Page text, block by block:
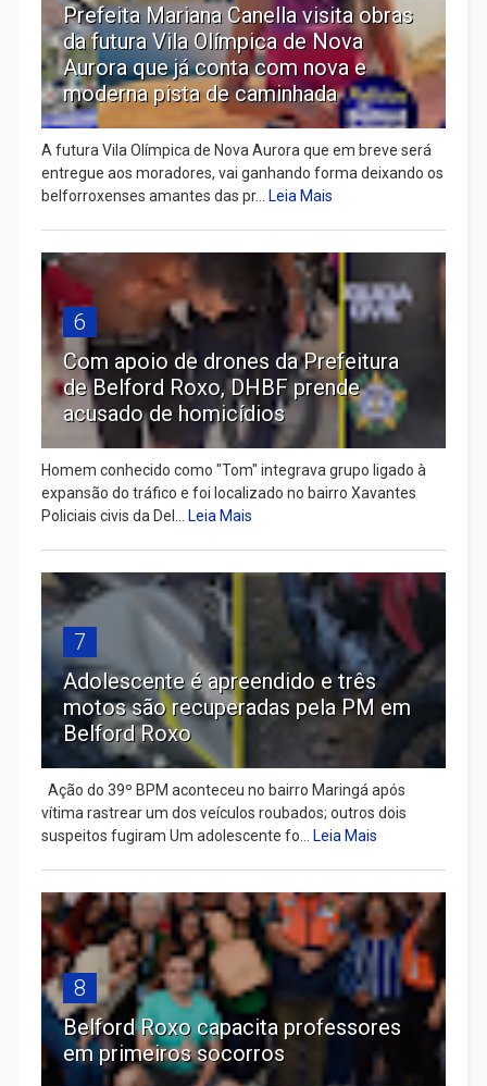
Prefeita Mariana Canella visita obras
da futura Vila Olímpica de Nova
Aurora que já conta com nova e
moderna pista de caminhada
A futura Vila Olímpica de Nova Aurora que em breve será
entregue aos moradores, vai ganhando forma deixando os
belforroxenses amantes das pr...
Leia Mais
6
Com apoio de drones da Prefeitura
de Belford Roxo, DHBF prende
acusado de homicídios
Homem conhecido como "Tom" integrava grupo ligado à
expansão do tráfico e foi localizado no bairro Xavantes
Policiais civis da Del...
Leia Mais
7
Adolescente é apreendido e três
motos são recuperadas pela PM em
Belford Roxo
Ação do 39º BPM aconteceu no bairro Maringá após
vítima rastrear um dos veículos roubados; outros dois
suspeitos fugiram Um adolescente fo...
Leia Mais
8
Belford Roxo capacita professores
em primeiros socorros